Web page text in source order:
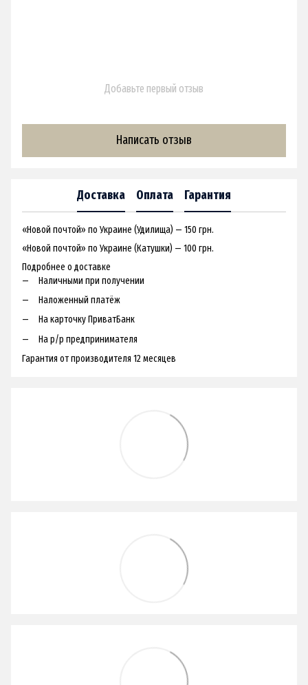
Добавьте первый отзыв
Написать отзыв
Доставка Оплата Гарантия
«Новой почтой» по Украине (Удилища) — 150 грн.
«Новой почтой» по Украине (Катушки) — 100 грн.
Подробнее о доставке
Наличными при получении
Наложенный платёж
На карточку ПриватБанк
На р/р предпринимателя
Гарантия от производителя 12 месяцев